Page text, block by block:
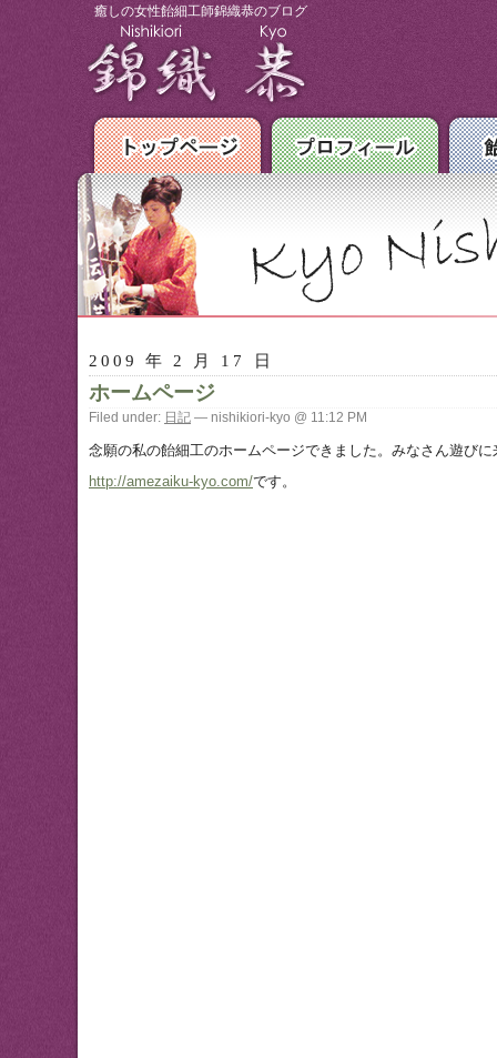
癒しの女性飴細工師錦織恭のブログ
2009 年 2 月 17 日
ホームページ
Filed under: 日記 — nishikiori-kyo @ 11:12 PM
念願の私の飴細工のホームページできました。みなさん遊び
http://amezaiku-kyo.com/です。